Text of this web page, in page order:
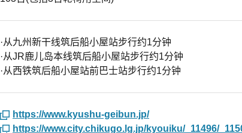
·从九州新干线筑后船小屋站步行约1分钟
·从JR鹿儿岛本线筑后船小屋站步行约1分钟
·从西铁筑后船小屋站前巴士站步行约1分钟
https://www.kyushu-geibun.jp/
https://www.city.chikugo.lg.jp/kyouiku/_11496/